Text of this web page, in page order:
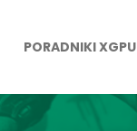
PORADNIKI XGPU